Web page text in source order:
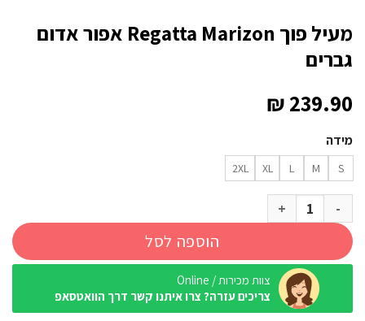
מעיל פוך Regatta Marizon אפור אדום
גברים
₪239.90
מידה
S
M
L
XL
2XL
כמות של מעיל פוך Regatta Marizon אפור אדום גברים
הוספה לסל
צוות מכירות / Online
צריכים עזרה? צרו איתנו קשר דרך הוואטסאפ